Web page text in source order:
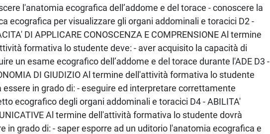
l'anatomia ecografica dell’addome e del torace - conoscere la
ecografica per visualizzare gli organi addominali e toracici D2 -
DI APPLICARE CONOSCENZA E COMPRENSIONE Al termine
formativa lo studente deve: - aver acquisito la capacità di
un esame ecografico dell’addome e del torace durante l'ADE D3 -
DI GIUDIZIO Al termine dell'attività formativa lo studente
essere in grado di: - eseguire ed interpretare correttamente
ecografico degli organi addominali e toracici D4 - ABILITA'
Al termine dell'attività formativa lo studente dovrà
in grado di: - saper esporre ad un uditorio l'anatomia ecografica e